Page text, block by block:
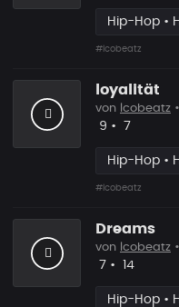
Hip-Hop •
#lcobeatz
loyalität
von lcobeatz
Likes
9 • 7
Hip-Hop •
#lcobeatz
Dreams
von lcobeatz
Likes
7 • 14
Hip-Hop •